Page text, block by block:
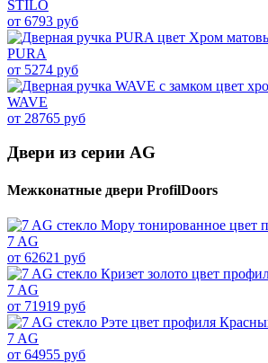
STILO
от 6793 руб
PURA
от 5274 руб
WAVE
от 28765 руб
Двери из серии AG
Межконатные двери ProfilDoors
7 AG
от 62621 руб
7 AG
от 71919 руб
7 AG
от 64955 руб